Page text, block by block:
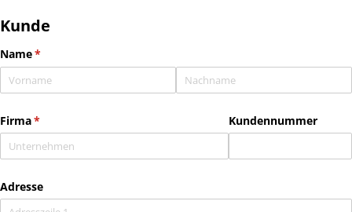
Kunde
Name*
(erforderlich)
Firma*
(erforderlich) Kundennummer
Adresse